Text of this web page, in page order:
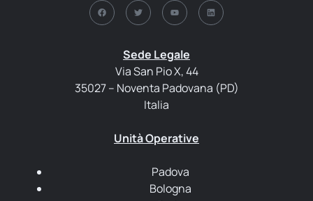
Sede Legale
Via San Pio X, 44
35027 – Noventa Padovana (PD)
Italia
Unità Operative
Padova
Bologna